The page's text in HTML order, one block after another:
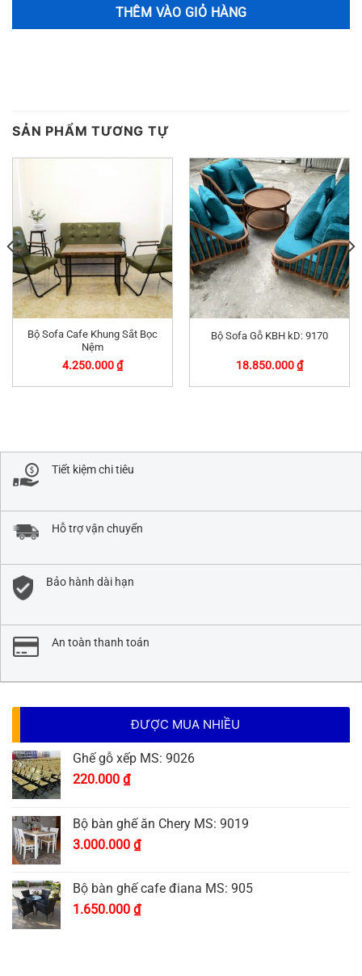
THÊM VÀO GIỎ HÀNG
SẢN PHẨM TƯƠNG TỰ
Bộ Sofa Cafe Khung Sắt Bọc
Nệm
4.250.000₫
Bộ Sofa Gỗ KBH kD: 9170
18.850.000₫
Tiết kiệm chi tiêu
Hỗ trợ vận chuyển
Bảo hành dài hạn
An toàn thanh toán
ĐƯỢC MUA NHIỀU
Ghế gỗ xếp MS: 9026
220.000 ₫
Bộ bàn ghế ăn Chery MS: 9019
3.000.000 ₫
Bộ bàn ghế cafe điana MS: 905
1.650.000 ₫